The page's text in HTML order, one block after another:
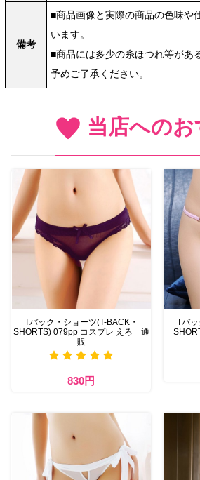
備考
■商品画像と実際の商品の色味や
います。
■商品には多少の糸ほつれ等があ
予めご了承ください。
当店への
Tバック・ショーツ(T-BACK・
SHORTS) 079pp コスプレ えろ 通
販
830円
Tバッ